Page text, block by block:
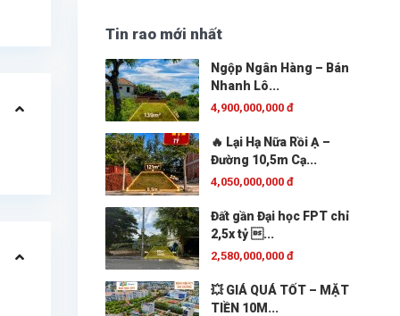
Tin rao mới nhất
Ngộp Ngân Hàng – Bán
Nhanh Lô...
4,900,000,000 đ
🔥 Lại Hạ Nữa Rồi Ạ –
Đường 10,5m Cạ...
4,050,000,000 đ
Đất gần Đại học FPT chỉ
2,5x tỷ ...
2,580,000,000 đ
💥 GIÁ QUÁ TỐT – MẶT
TIỀN 10M...